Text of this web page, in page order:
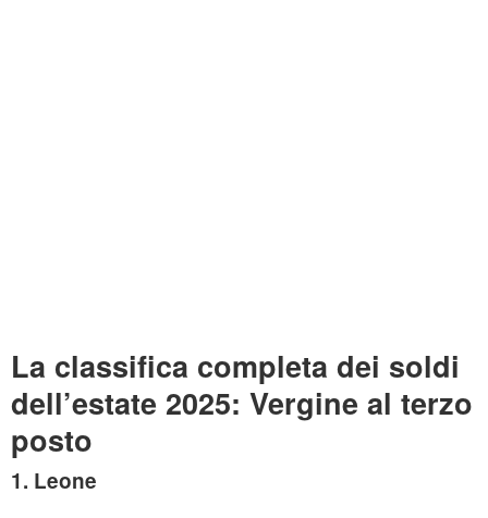
La classifica completa dei soldi
dell’estate 2025: Vergine al terzo
posto
1. Leone